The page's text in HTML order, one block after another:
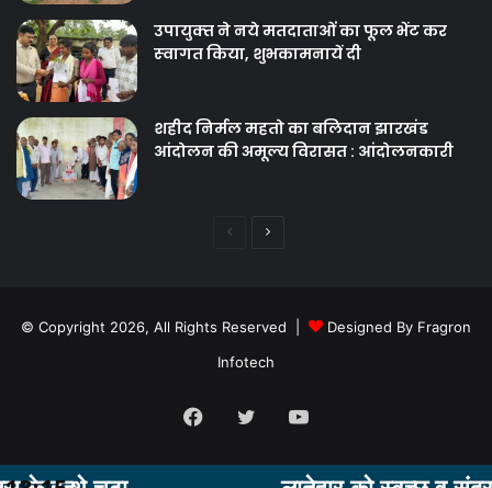
उपायुक्‍त ने नये मतदाताओंं का फूल भेंट कर
स्‍वागत किया, शुभकामनायें दी
शहीद निर्मल महतो का बलिदान झारखंड
आंदोलन की अमूल्य विरासत : आंदोलनकारी
PreviousNext
© Copyright 2026, All Rights Reserved |
Designed By Fragron
Infotech
Facebook
TwitterYouTube